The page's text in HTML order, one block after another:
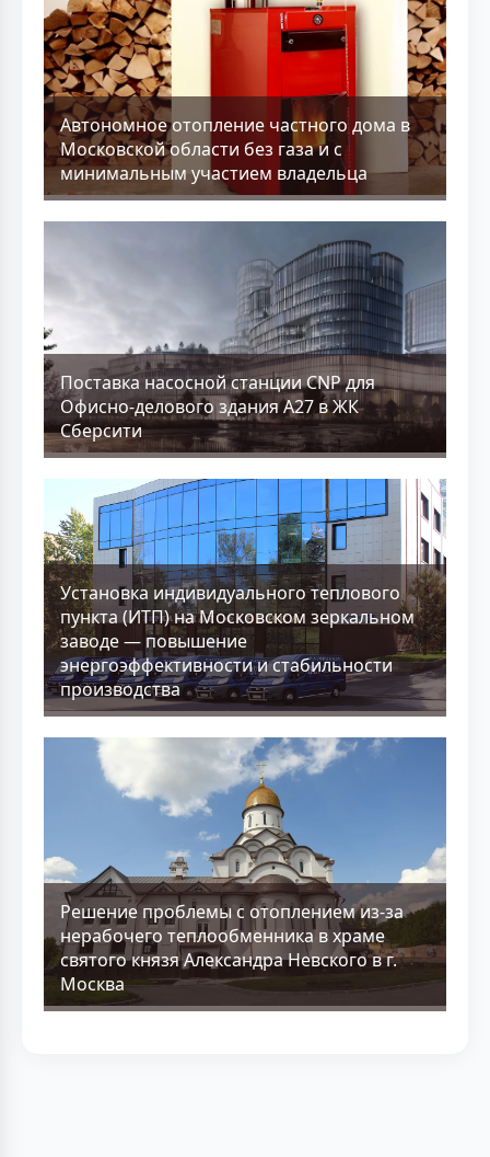
Aвтономное отопление частного дома в
Московской области без газа и с
минимальным участием владельца
Поставка насосной станции CNP для
Офисно-делового здания А27 в ЖК
Сберсити
Установка индивидуального теплового
пункта (ИТП) на Московском зеркальном
заводе — повышение
энергоэффективности и стабильности
производства
Решение проблемы с отоплением из-за
нерабочего теплообменника в храме
святого князя Александра Невского в г.
Москва